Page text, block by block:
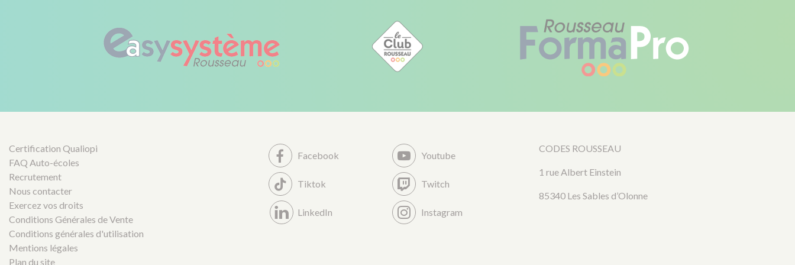
Certification Qualiopi
FAQ Auto-écoles
Recrutement
Nous contacter
Exercez vos droits
Conditions Générales de Vente
Conditions générales d'utilisation
Mentions légales
Plan du site
Facebook Youtube
Tiktok Twitch
LinkedIn Instagram
CODES ROUSSEAU
1 rue Albert Einstein
85340 Les Sables d’Olonne